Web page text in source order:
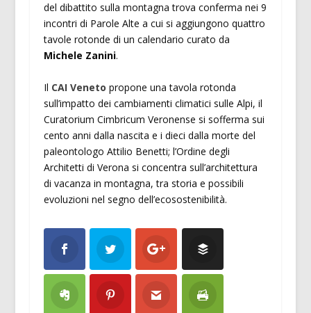
del dibattito sulla montagna trova conferma nei 9
incontri di Parole Alte a cui si aggiungono quattro
tavole rotonde di un calendario curato da
Michele Zanini.
Il CAI Veneto propone una tavola rotonda
sull’impatto dei cambiamenti climatici sulle Alpi, il
Curatorium Cimbricum Veronense si sofferma sui
cento anni dalla nascita e i dieci dalla morte del
paleontologo Attilio Benetti; l’Ordine degli
Architetti di Verona si concentra sull’architettura
di vacanza in montagna, tra storia e possibili
evoluzioni nel segno dell’ecosostenibilità.